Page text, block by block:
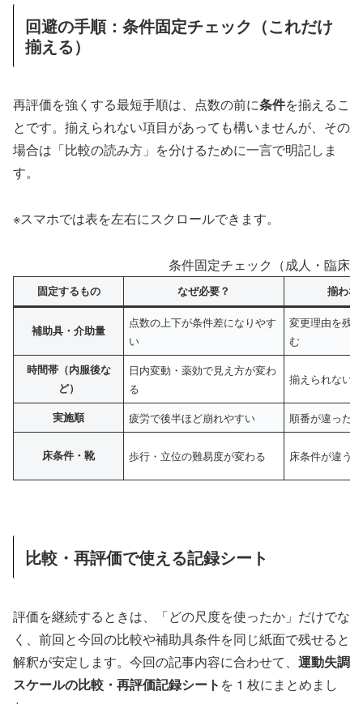
回避の手順：条件固定チェック（これだけ
揃える）
再評価を強くする最短手順は、点数の前に条件を揃えるこ
とです。揃えられない項目があっても構いませんが、その
場合は「比較の読み方」を分けるために一言で明記しま
す。
※スマホでは表を左右にスクロールできます。
条件固定チェック（成人・臨床
固定するもの なぜ必要？ 揃わな
補助具・介助量
点数の上下が条件差になりやす
い
変更理由を残
む
時間帯（内服後な
ど）
日内変動・薬効で見え方が変わ
る
揃えられない
実施順 疲労で後半ほど崩れやすい 順番が違った
床条件・靴 歩行・立位の難易度が変わる 床条件が違う
比較・再評価で使える記録シート
評価を継続するときは、「どの尺度を使ったか」だけでな
く、前回と今回の比較や補助具条件を同じ紙面で残せると
解釈が安定します。今回の記事内容に合わせて、 運動失調
スケールの比較・再評価記録シート を 1 枚にまとめまし